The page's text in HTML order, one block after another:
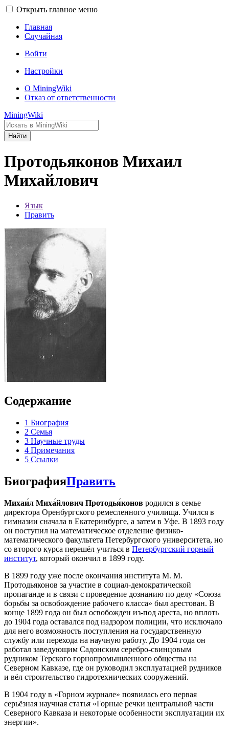
Открыть главное меню
Главная
Случайная
Войти
Настройки
О MiningWiki
Отказ от ответственности
MiningWiki
Найти
Протодьяконов Михаил
Михайлович
Язык
Править
Содержание
1 Биография
2 Семья
3 Научные труды
4 Примечания
5 Ссылки
БиографияПравить
Михаи́л Миха́йлович Протодья́конов родился в семье
директора Оренбургского ремесленного училища. Учился в
гимназии сначала в Екатеринбурге, а затем в Уфе. В 1893 году
он поступил на математическое отделение физико-
математического факультета Петербургского университета, но
со второго курса перешёл учиться в Петербургский горный
институт, который окончил в 1899 году.
В 1899 году уже после окончания института М. М.
Протодьяконов за участие в социал-демократической
пропаганде и в связи с проведение дознанию по делу «Союза
борьбы за освобождение рабочего класса» был арестован. В
конце 1899 года он был освобожден из-под ареста, но вплоть
до 1904 года оставался под надзором полиции, что исключало
для него возможность поступления на государственную
службу или перехода на научную работу. До 1904 года он
работал заведующим Садонским серебро-свинцовым
рудником Терского горнопромышленного общества на
Северном Кавказе, где он руководил эксплуатацией рудников
и вёл строительство гидротехнических сооружений.
В 1904 году в «Горном журнале» появилась его первая
серьёзная научная статья «Горные речки центральной части
Северного Кавказа и некоторые особенности эксплуатации их
энергии».